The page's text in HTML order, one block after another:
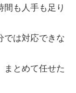
間も人手も足り
では対応できな
まとめて任せた